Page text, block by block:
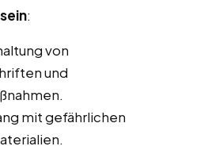
:
von
und
mit gefährlichen